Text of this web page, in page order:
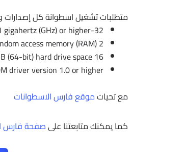
متطلبات تشغيل اسطوانة كل إصدارات
32-bit (x86) or 64-bit (x64) processor with a clock speed of 1 gigahertz (GHz) or higher;
2 gigabytes (GB) (32-bit) or 4 GB (64-bit) random access memory (RAM);
16 gigabytes (GB) (32-bit) or 20 GB (64-bit) hard drive space;
driver version 1.0 or higher.
مع تحياتموقع فارس الاسطوانات
كما يمكنك متابعتنا علىصفحة فارس